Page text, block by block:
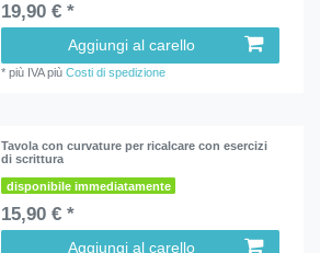
19,90 € *
Aggiungi al carello
*più IVApiùCosti di spedizione
Tavola con curvature per ricalcare con esercizi
di scrittura
disponibile immediatamente
15,90 € *
Aggiungi al carello